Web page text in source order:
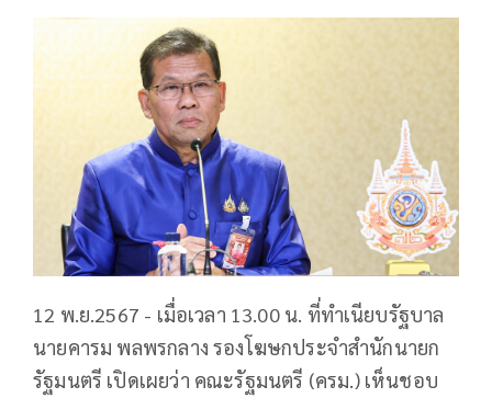
12 พ.ย.2567 - เมื่อเวลา 13.00 น. ที่ทำเนียบรัฐบาล
นายคารม พลพรกลาง รองโฆษกประจำสำนักนายก
รัฐมนตรี เปิดเผยว่า คณะรัฐมนตรี (ครม.) เห็นชอบ